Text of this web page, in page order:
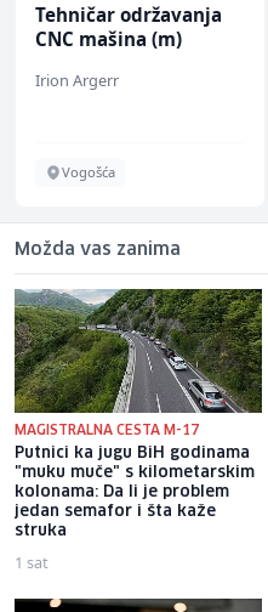
Tehničar održavanja
CNC mašina (m)
Irion Argerr
Vogošća
Možda vas zanima
MAGISTRALNA CESTA M-17
Putnici ka jugu BiH godinama
"muku muče" s kilometarskim
kolonama: Da li je problem
jedan semafor i šta kaže
struka
1 sat